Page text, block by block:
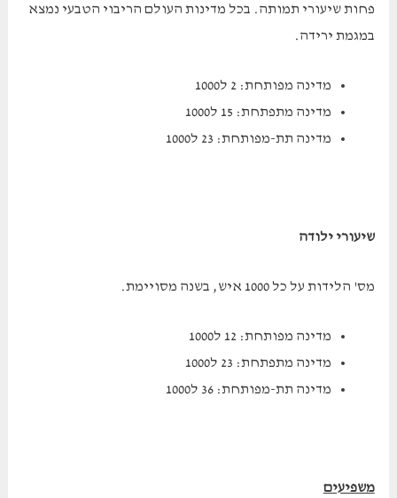
פחות שיעורי תמותה. בכל מדינות העולם הריבוי הטבעי נמצא
במגמת ירידה.
מדינה מפותחת: 2 ל1000
מדינה מתפתחת: 15 ל1000
מדינה תת-מפותחת: 23 ל1000
שיעורי ילודה
מס' הלידות על כל 1000 איש, בשנה מסויימת.
מדינה מפותחת: 12 ל1000
מדינה מתפתחת: 23 ל1000
מדינה תת-מפותחת: 36 ל1000
משפיעים